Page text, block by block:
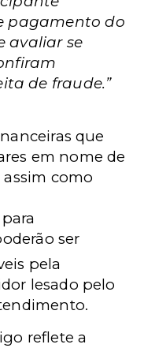
pagamento do
avaliar se
de fraude.”
que
em nome de
como
ser
pela
lesado pelo
reflete a